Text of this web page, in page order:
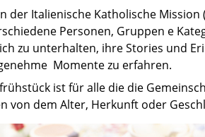
der Italienische Katholische Mission
Personen, Gruppen e
zu unterhalten, ihre Stories und
Momente zu erfahren.
ist für alle die die
von dem Alter, Herkunft oder